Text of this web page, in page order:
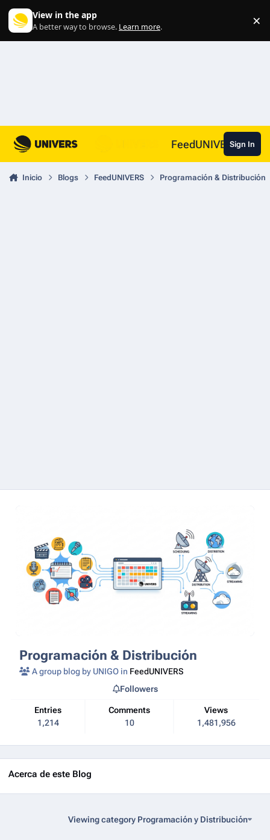
View in the app
A better way to browse. Learn more. ×
FeedUNIVERSSign In
Inicio Blogs FeedUNIVERS Programación & Distribución
Programación & Distribución
A group blog by UNIGO in FeedUNIVERS
Entries
1,214
Comments
10
Views
1,481,956
Followers
Acerca de este Blog
Viewing category Programación y Distribución